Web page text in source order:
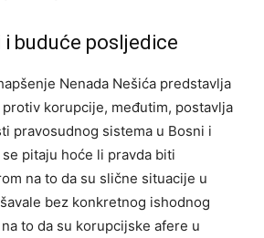
buduće posljedice
Nenada Nešića predstavlja
korupcije, međutim, postavlja
pravosudnog sistema u Bosni i
pitaju hoće li pravda biti
na to da su slične situacije u
bez konkretnog ishodnog
to da su korupcijske afere u